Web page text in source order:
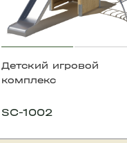
Детский игровой
комплекс
SC-1002